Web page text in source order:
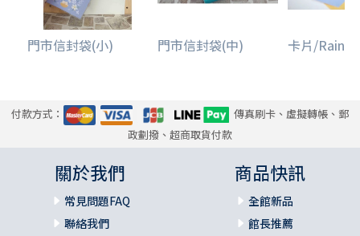
門市信封袋(小) 門市信封袋(中) 卡片/
付款方式：
傳真刷卡、虛擬轉帳、郵
政劃撥、超商取貨付款
關於我們
常見問題FAQ
聯絡我們
商品快訊
全館新品
館長推薦